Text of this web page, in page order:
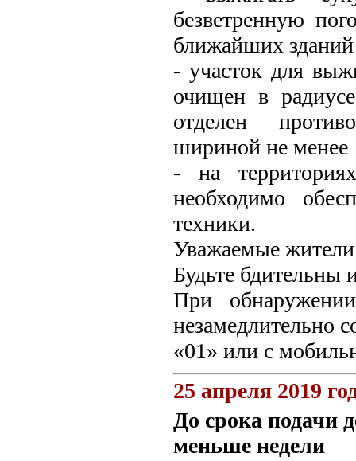
безветренную
ближайших
- участок для
очищен в
отделен
шириной не менее
- на
необходимо
техники.
Уважаемые жители
Будьте бдительны
При
незамедлительно
«01» или с
25 апреля 2019
До срока подачи
меньше недели